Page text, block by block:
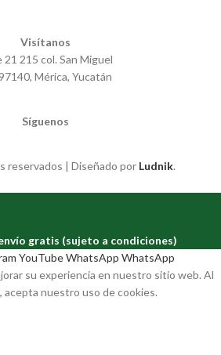
Visítanos
21 215 col. San Miguel
Mérica, Yucatán
Síguenos
reservados | Diseñado por Ludnik.
gratis (sujeto a condiciones)
YouTube WhatsApp WhatsApp
su experiencia en nuestro sitio web. Al
nuestro uso de cookies.